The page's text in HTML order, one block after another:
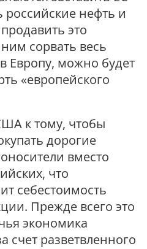
российские нефть и
это
сорвать весь
Европу, можно будет
«европейского
к тому, чтобы
дорогие
вместо
что
себестоимость
Прежде всего это
экономика
счет разветвленного